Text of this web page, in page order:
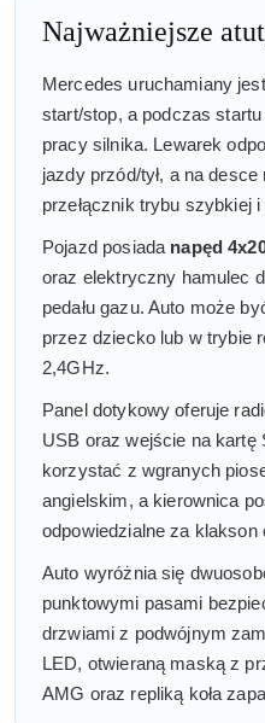
Najważniejsze
Mercedes uruchamiany
start/stop, a podczas startu
pracy silnika. Lewarek
jazdy przód/tył, a na
przełącznik trybu szybkiej
Pojazd posiada napęd
oraz elektryczny hamulec
pedału gazu. Auto może
przez dziecko lub w trybie
2,4GHz.
Panel dotykowy oferuje
USB oraz wejście na kartę
korzystać z wgranych
angielskim, a kierownica
odpowiedzialne za klakson
Auto wyróżnia się
punktowymi pasami
drzwiami z podwójnym
LED, otwieraną maską z
AMG oraz repliką koła